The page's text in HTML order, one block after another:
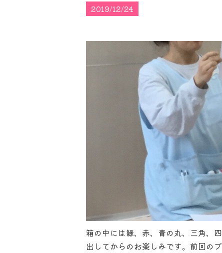
2019/12/24
箱の中には緑、赤、青の丸、三角、
出してからのお楽しみです。前回の